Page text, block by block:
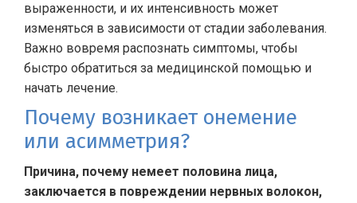
выраженности, и их интенсивность может
изменяться в зависимости от стадии заболевания.
Важно вовремя распознать симптомы, чтобы
быстро обратиться за медицинской помощью и
начать лечение.
Почему возникает онемение
или асимметрия?
Причина, почему немеет половина лица,
заключается в повреждении нервных волокон,